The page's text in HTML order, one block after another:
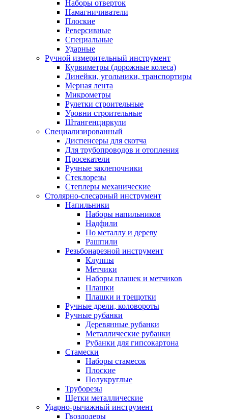
Наборы отверток
Намагничиватели
Плоские
Реверсивные
Специальные
Ударные
Ручной измерительный инструмент
Курвиметры (дорожные колеса)
Линейки, угольники, транспортиры
Мерная лента
Микрометры
Рулетки строительные
Уровни строительные
Штангенциркули
Специализированный
Диспенсеры для скотча
Для трубопроводов и отопления
Просекатели
Ручные заклепочники
Стеклорезы
Степлеры механические
Столярно-слесарный инструмент
Напильники
Наборы напильников
Надфили
По металлу и дереву
Рашпили
Резьбонарезной инструмент
Клуппы
Метчики
Наборы плашек и метчиков
Плашки
Плашки и трещотки
Ручные дрели, коловороты
Ручные рубанки
Деревянные рубанки
Металлические рубанки
Рубанки для гипсокартона
Стамески
Наборы стамесок
Плоские
Полукруглые
Труборезы
Щетки металлические
Ударно-рычажный инструмент
Гвоздодеры